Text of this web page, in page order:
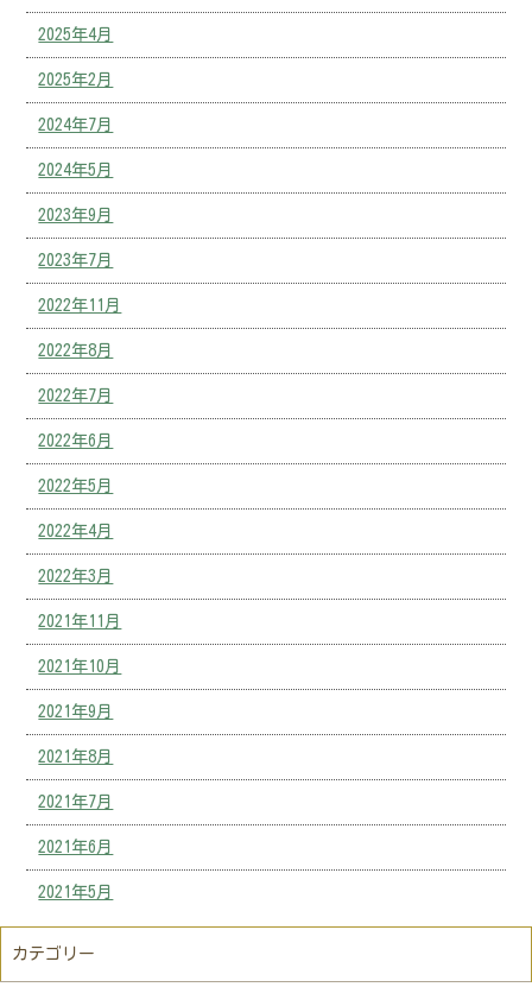
2025年4月
2025年2月
2024年7月
2024年5月
2023年9月
2023年7月
2022年11月
2022年8月
2022年7月
2022年6月
2022年5月
2022年4月
2022年3月
2021年11月
2021年10月
2021年9月
2021年8月
2021年7月
2021年6月
2021年5月
カテゴリー